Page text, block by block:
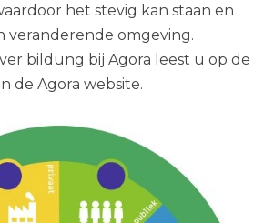
het stevig kan staan en
veranderende omgeving.
bildung bij Agora leest u op de
de Agora website.